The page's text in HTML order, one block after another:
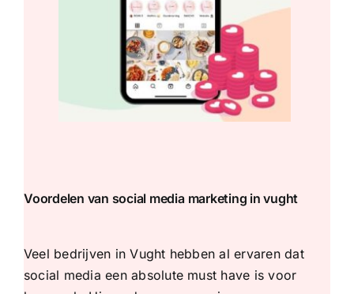
Voordelen van social media marketing in vught
Veel bedrijven in Vught hebben al ervaren dat
social media een absolute must have is voor